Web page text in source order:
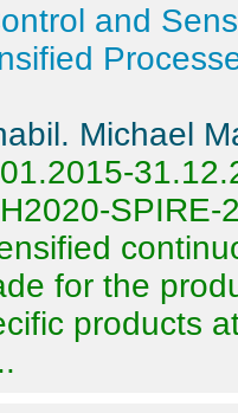
and
Michael
SPIRE-
for the
products